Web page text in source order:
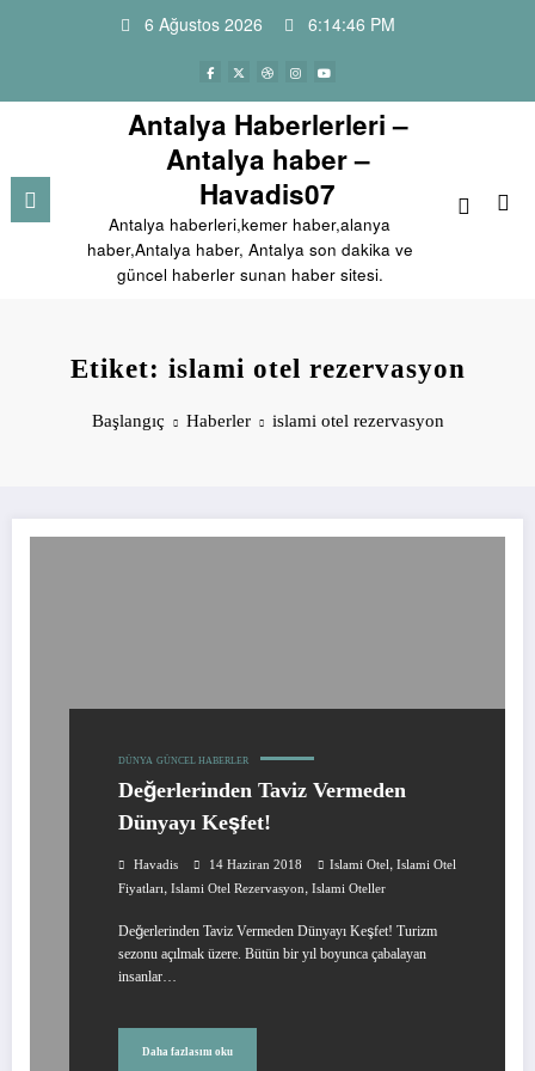
6 Ağustos 2026 6:14:46 PM
Antalya Haberlerleri –
Antalya haber –
Havadis07
Antalya haberleri,kemer haber,alanya
haber,Antalya haber, Antalya son dakika ve
güncel haberler sunan haber sitesi.
Etiket: islami otel rezervasyon
Başlangıç Haberler islami otel rezervasyon
DÜNYA GÜNCEL HABERLER
Değerlerinden Taviz Vermeden
Dünyayı Keşfet!
Havadis 14 Haziran 2018 Islami Otel , Islami Otel
Fiyatları, Islami Otel Rezervasyon, Islami Oteller
Değerlerinden Taviz Vermeden Dünyayı Keşfet! Turizm
sezonu açılmak üzere. Bütün bir yıl boyunca çabalayan
insanlar…
Daha fazlasını oku